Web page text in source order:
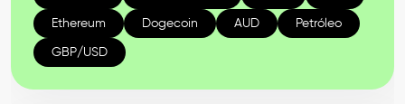
Ethereum Dogecoin AUD Petróleo
GBP/USD